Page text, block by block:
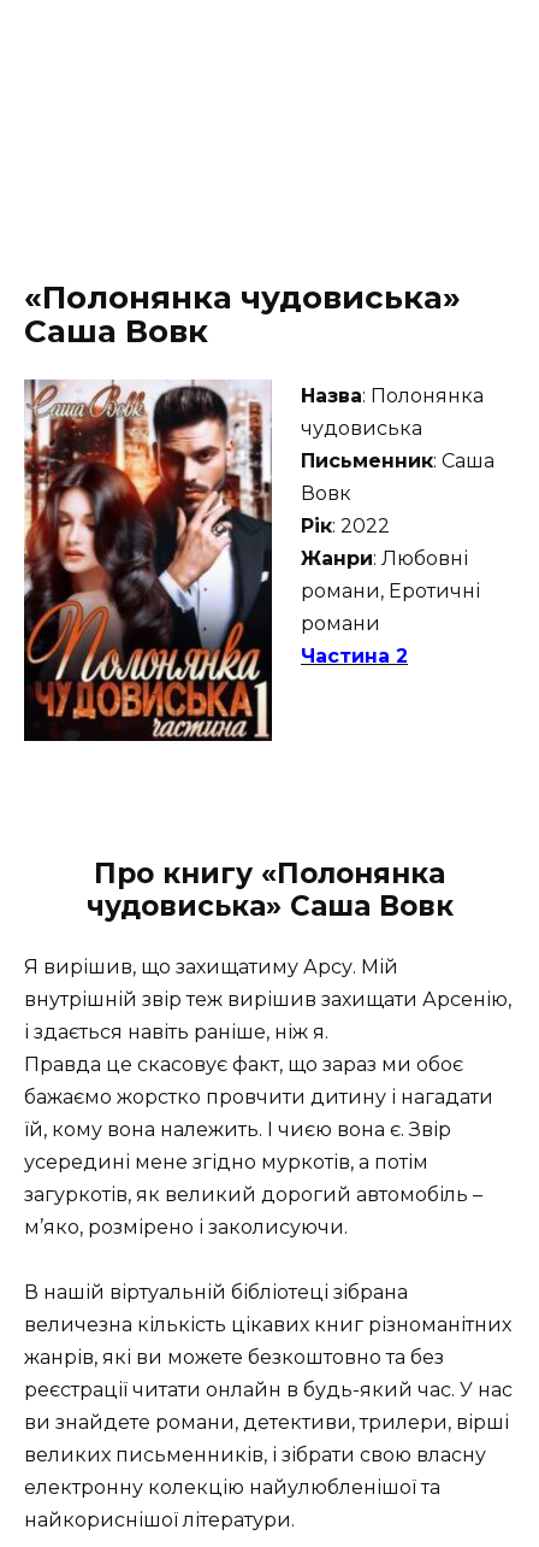
«Полонянка чудовиська»
Саша Вовк
Назва: Полонянка
чудовиська
Письменник: Саша
Вовк
Рік: 2022
Жанри: Любовні
романи, Еротичні
романи
Частина 2
Про книгу «Полонянка
чудовиська» Саша Вовк
Я вирішив, що захищатиму Арсу. Мій
внутрішній звір теж вирішив захищати Арсенію,
і здається навіть раніше, ніж я.
Правда це скасовує факт, що зараз ми обоє
бажаємо жорстко провчити дитину і нагадати
їй, кому вона належить. І чиєю вона є. Звір
усередині мене згідно муркотів, а потім
загуркотів, як великий дорогий автомобіль –
м’яко, розмірено і заколисуючи.
В нашій віртуальній бібліотеці зібрана
величезна кількість цікавих книг різноманітних
жанрів, які ви можете безкоштовно та без
реєстрації читати онлайн в будь-який час. У нас
ви знайдете романи, детективи, трилери, вірші
великих письменників, і зібрати свою власну
електронну колекцію найулюбленішої та
найкориснішої літератури.